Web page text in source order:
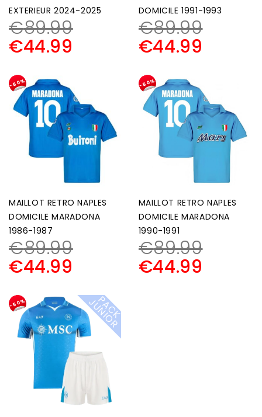
EXTERIEUR 2024-2025
€89.99
€44.99
DOMICILE 1991-1993
€89.99
€44.99
-50%
MAILLOT RETRO NAPLES
DOMICILE MARADONA
1986-1987
€89.99
€44.99
-50%
MAILLOT RETRO NAPLES
DOMICILE MARADONA
1990-1991
€89.99
€44.99
-50% P
A
C
K
J
U
N
I
O
R